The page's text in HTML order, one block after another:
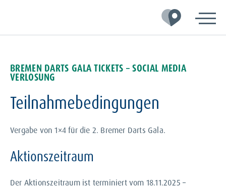
Hauptnavigation
Inhalt
Footer
BREMEN DARTS GALA TICKETS – SOCIAL MEDIA
VERLOSUNG
Teilnahmebedingungen
Vergabe von 1×4 für die 2. Bremer Darts Gala.
Aktionszeitraum
Der Aktionszeitraum ist terminiert vom 18.11.2025 –